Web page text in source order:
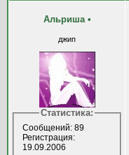
Альриша •
джип
Статистика:
Сообщений: 89
Регистрация:
19.09.2006